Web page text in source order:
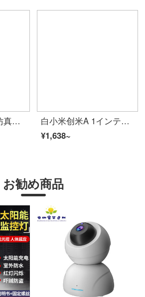
视明通 高速球型仿真摄像头家用 假摄像机模型 带灯防雨室外假监控器 半球球机仿真球机LED闪烁
白小米创米A 1インテリジー防犯カメラ300万画素HD云台版赤外線夜間テレビパノラマイス家庭用ワイヤレス监视カメラWiFi創米A 1云台版+32 Gメモカド+4.5メートルの電源延長
¥1,638~
お勧め商品